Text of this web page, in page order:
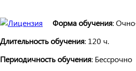
Форма обучения:
Длительность обучения: 120 ч.
Периодичность обучения: Бессрочно